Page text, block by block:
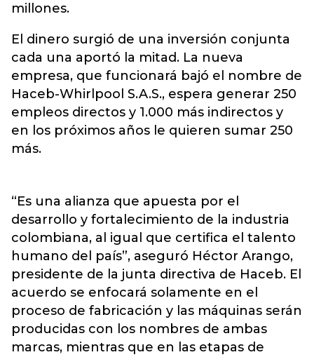
millones.
El dinero surgió de una inversión conjunta
cada una aportó la mitad. La nueva
empresa, que funcionará bajó el nombre de
Haceb-Whirlpool S.A.S., espera generar 250
empleos directos y 1.000 más indirectos y
en los próximos años le quieren sumar 250
más.
“Es una alianza que apuesta por el
desarrollo y fortalecimiento de la industria
colombiana, al igual que certifica el talento
humano del país”, aseguró Héctor Arango,
presidente de la junta directiva de Haceb. El
acuerdo se enfocará solamente en el
proceso de fabricación y las máquinas serán
producidas con los nombres de ambas
marcas, mientras que en las etapas de